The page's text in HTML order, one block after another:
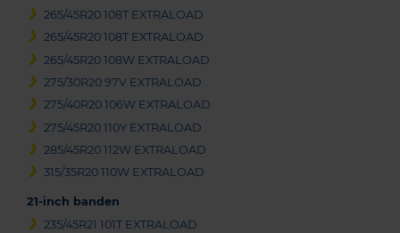
265/45R20 108T EXTRALOAD
265/45R20 108T EXTRALOAD
265/45R20 108W EXTRALOAD
275/30R20 97V EXTRALOAD
275/40R20 106W EXTRALOAD
275/45R20 110Y EXTRALOAD
285/45R20 112W EXTRALOAD
315/35R20 110W EXTRALOAD
21-inch banden
235/45R21 101T EXTRALOAD